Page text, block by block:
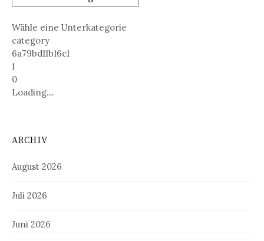
Wähle eine Unterkategorie
category
6a79bd11b16c1
1
0
Loading....
ARCHIV
August 2026
Juli 2026
Juni 2026